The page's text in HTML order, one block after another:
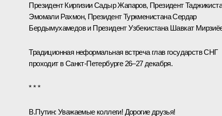
Президент КиргизииСадыр Жапаров, Президент
Эмомали Рахмон, Президент ТуркменистанаСердар
Бердымухамедови Президент Узбекистана Шавкат
Традиционная неформальная встреча глав государств СНГ
проходит в Санкт-Петербурге 26–27 декабря.
* * *
В.Путин: Уважаемые коллеги! Дорогие друзья!